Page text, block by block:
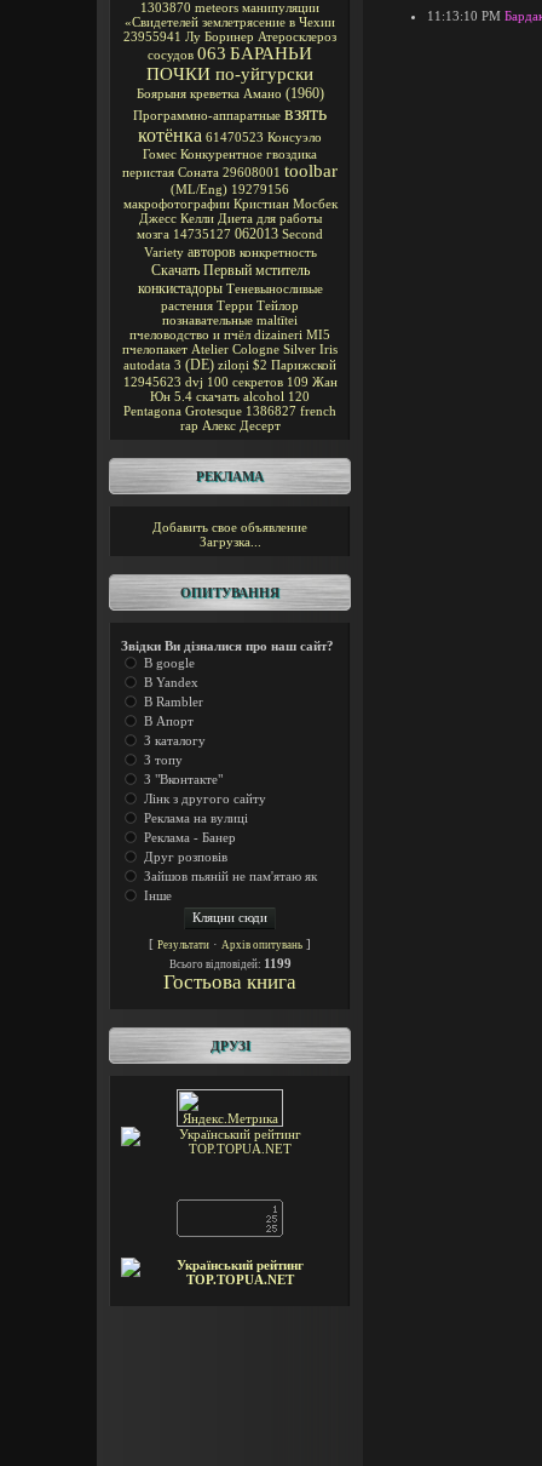
1303870 meteors манипуляции
«Свидетелей землетрясение в Чехии
23955941 Лу Боринер Атеросклероз
сосудов 063 БАРАНЬИ
ПОЧКИ по-уйгурски
Боярыня креветка Амано (1960)
Программно-аппаратные взять
котёнка 61470523 Консуэло
Гомес Конкурентное гвоздика
перистая Соната 29608001 toolbar
(ML/Eng) 19279156
макрофотографии Кристиан Мосбек
Джесс Келли Диета для работы
мозга 14735127 062013 Second
Variety авторов конкретность
Скачать Первый мститель
конкистадоры Теневыносливые
растения Терри Тейлор
познавательные maltītei
пчеловодство и пчёл dizaineri MI5
пчелопакет Atelier Cologne Silver Iris
autodata 3 (DE) ziloņi $2 Парижской
12945623 dvj 100 секретов 109 Жан
Юн 5.4 скачать alcohol 120
Pentagona Grotesque 1386827 french
rap Алекс Десерт
РЕКЛАМА
Добавить свое объявление
Загрузка...
ОПИТУВАННЯ
Звідки Ви дізналися про наш сайт?
В google
В Yandex
В Rambler
В Апорт
З каталогу
З топу
З "Вконтакте"
Лінк з другого сайту
Реклама на вулиці
Реклама - Банер
Друг розповів
Зайшов пьяній не пам'ятаю як
Інше
[ Результати · Архів опитувань ]
Всього відповідей: 1199
Гостьова книга
ДРУЗІ
11:13:10 PM